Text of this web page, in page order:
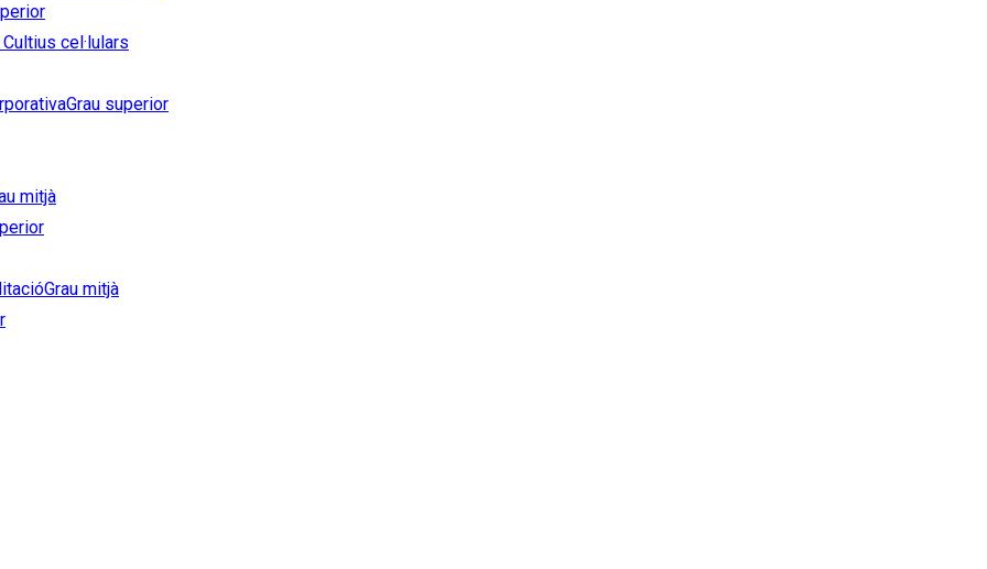
cel·lulars
Grau superior
mitjà
Grau mitjà